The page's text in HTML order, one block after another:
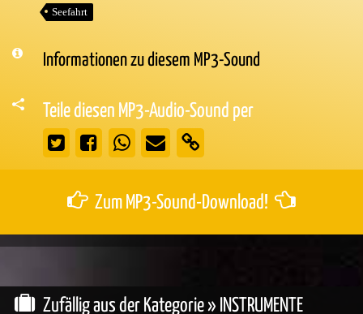
Seefahrt
Informationen zu diesem MP3-Sound
Teile diesen MP3-Audio-Sound per
Zum MP3-Sound-Download!
Zufällig aus der Kategorie » INSTRUMENTE